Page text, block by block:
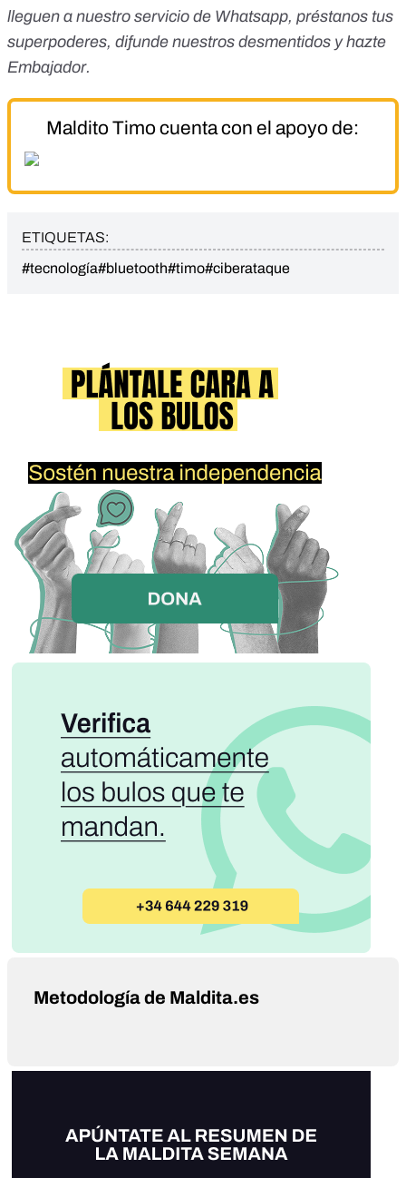
lleguen a nuestro servicio de Whatsapp, préstanos tus
superpoderes, difunde nuestros desmentidos yhazte
Embajador.
Maldito Timo cuenta con el apoyo de:
ETIQUETAS:
#tecnología#bluetooth#timo#ciberataque
Metodología de Maldita.es